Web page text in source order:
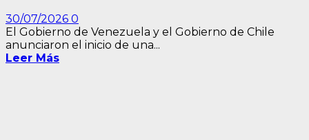
30/07/2026 0
El Gobierno de Venezuela y el Gobierno de Chile
anunciaron el inicio de una...
Leer Más